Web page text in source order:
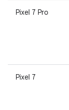
Pixel 7 Pro
Pixel 7